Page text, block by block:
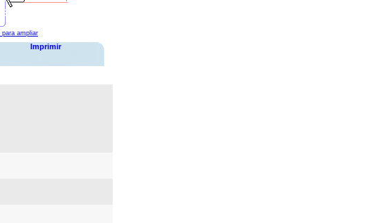
para ampliar
Imprimir